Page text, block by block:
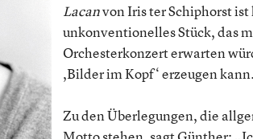
Lacanvon Iris ter Schiphorst
unkonventionelles Stück, das
Orchesterkonzert erwarten
,Bilder im Kopf‘ erzeugen
Zu den Überlegungen, die